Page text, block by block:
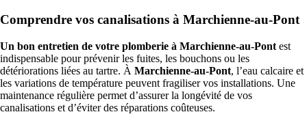
Comprendre vos canalisations à Marchienne-au-Pont
Un bon entretien de votre plomberie à Marchienne-au-Pont est
indispensable pour prévenir les fuites, les bouchons ou les
détériorations liées au tartre. À Marchienne-au-Pont, l’eau calcaire et
les variations de température peuvent fragiliser vos installations. Une
maintenance régulière permet d’assurer la longévité de vos
canalisations et d’éviter des réparations coûteuses.